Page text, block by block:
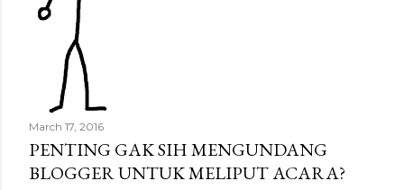
March 17, 2016
PENTING GAK SIH MENGUNDANG
BLOGGER UNTUK MELIPUT ACARA?